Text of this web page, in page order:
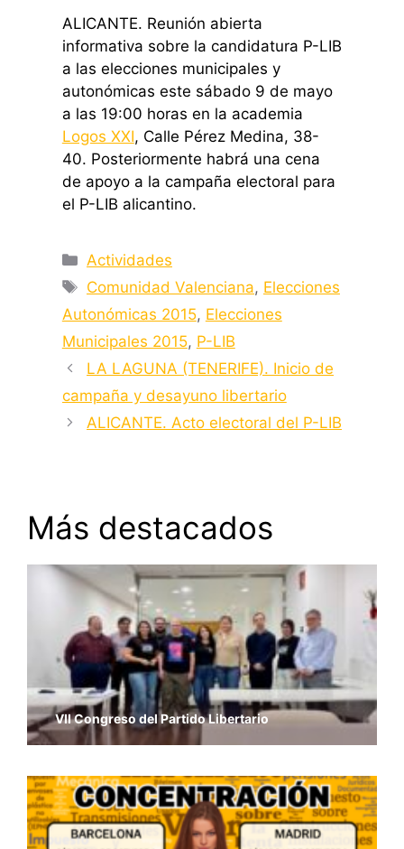
ALICANTE. Reunión abierta
informativa sobre la candidatura P-LIB
a las elecciones municipales y
autonómicas este sábado 9 de mayo
a las 19:00 horas en la academia
Logos XXI, Calle Pérez Medina, 38-
40. Posteriormente habrá una cena
de apoyo a la campaña electoral para
el P-LIB alicantino.
Categorías
Actividades
Etiquetas
Comunidad Valenciana, Elecciones
Autonómicas 2015, Elecciones
Municipales 2015, P-LIB
LA LAGUNA (TENERIFE). Inicio de
campaña y desayuno libertario
ALICANTE. Acto electoral del P-LIB
Más destacados
VII Congreso del Partido Libertario